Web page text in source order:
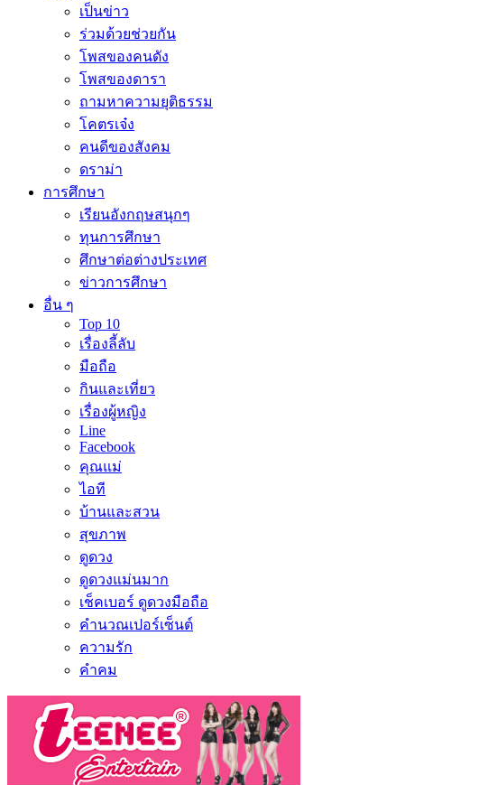
เป็นข่าว
ร่วมด้วยช่วยกัน
โพสของคนดัง
โพสของดารา
ถามหาความยุติธรรม
โคตรเจ๋ง
คนดีของสังคม
ดราม่า
การศึกษา
เรียนอังกฤษสนุกๆ
ทุนการศึกษา
ศึกษาต่อต่างประเทศ
ข่าวการศึกษา
อื่น ๆ
Top 10
เรื่องลี้ลับ
มือถือ
กินและเที่ยว
เรื่องผู้หญิง
Line
Facebook
คุณแม่
ไอที
บ้านและสวน
สุขภาพ
ดูดวง
ดูดวงแม่นมาก
เช็คเบอร์ ดูดวงมือถือ
คำนวณเปอร์เซ็นต์
ความรัก
คำคม